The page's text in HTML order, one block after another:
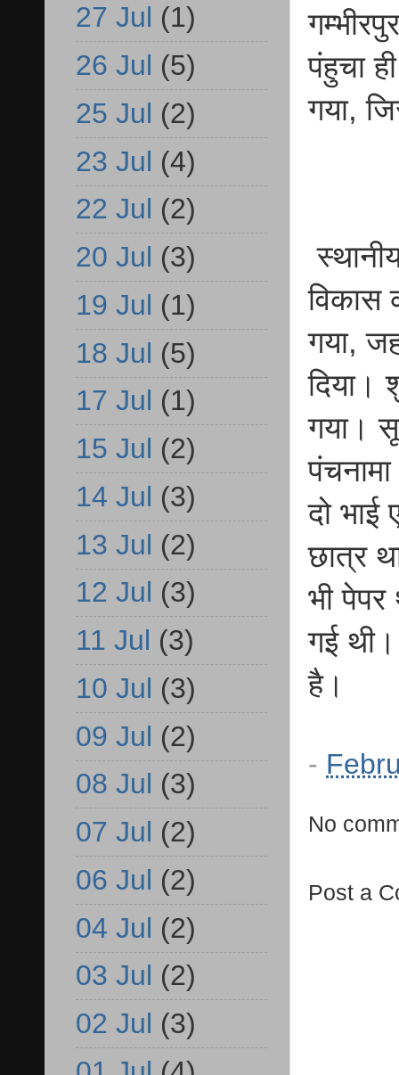
पंहुचा
गया,
विकास
गया,
दिया।
गया।
दो भाई
छात्र
भी पेपर
गई थी।
है।
-
No
Post a
27 Jul (1)
26 Jul (5)
25 Jul (2)
23 Jul (4)
22 Jul (2)
20 Jul (3)
19 Jul (1)
18 Jul (5)
17 Jul (1)
15 Jul (2)
14 Jul (3)
13 Jul (2)
12 Jul (3)
11 Jul (3)
10 Jul (3)
09 Jul (2)
08 Jul (3)
07 Jul (2)
06 Jul (2)
04 Jul (2)
03 Jul (2)
02 Jul (3)